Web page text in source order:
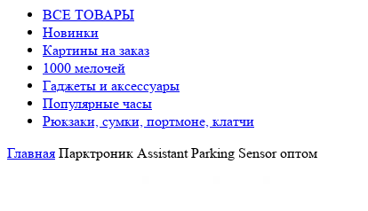
ВСЕ ТОВАРЫ
Новинки
Картины на заказ
1000 мелочей
Гаджеты и аксессуары
Популярные часы
Рюкзаки, сумки, портмоне, клатчи
Главная Парктроник Assistant Parking Sensor оптом